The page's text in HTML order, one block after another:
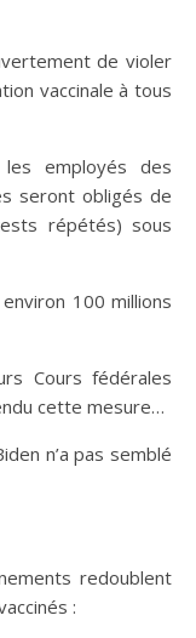
de violer
vaccinale à tous
employés des
seront obligés de
répétés) sous
100 millions
Cours fédérales
cette mesure…
n’a pas semblé
redoublent
: